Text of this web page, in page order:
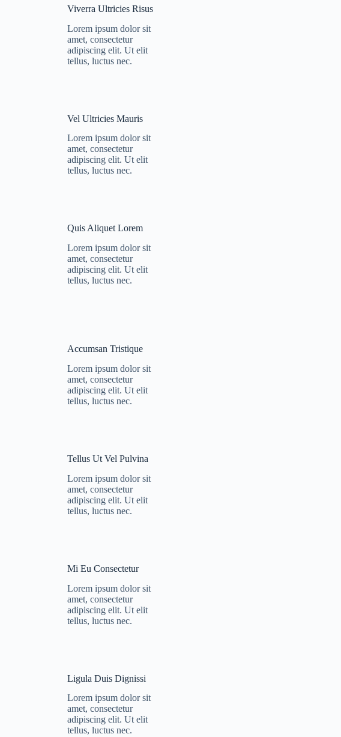
Viverra Ultricies Risus
Lorem ipsum dolor sit
amet, consectetur
adipiscing elit. Ut elit
tellus, luctus nec.
Vel Ultricies Mauris
Lorem ipsum dolor sit
amet, consectetur
adipiscing elit. Ut elit
tellus, luctus nec.
Quis Aliquet Lorem
Lorem ipsum dolor sit
amet, consectetur
adipiscing elit. Ut elit
tellus, luctus nec.
Accumsan Tristique
Lorem ipsum dolor sit
amet, consectetur
adipiscing elit. Ut elit
tellus, luctus nec.
Tellus Ut Vel Pulvina
Lorem ipsum dolor sit
amet, consectetur
adipiscing elit. Ut elit
tellus, luctus nec.
Mi Eu Consectetur
Lorem ipsum dolor sit
amet, consectetur
adipiscing elit. Ut elit
tellus, luctus nec.
Ligula Duis Dignissi
Lorem ipsum dolor sit
amet, consectetur
adipiscing elit. Ut elit
tellus, luctus nec.